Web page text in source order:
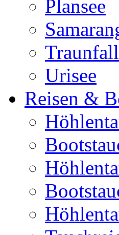
Plansee
Urisee
Reisen &